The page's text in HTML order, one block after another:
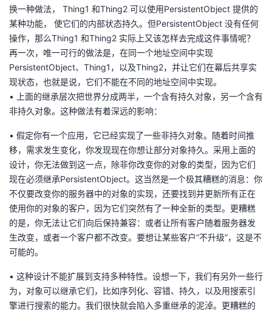
换一种做法， Thing1 和Thing2 可以使用PersistentObject 提供的
某种功能， 使它们的内部状态持久。但PersistentObject 没有任何
操作，那么Thing1 和Thing2 实际上又该怎样去完成这件事情呢？
再一次，唯一可行的做法是，在同一个地址空间中实现
PersistentObject、Thing1，以及Thing2，并让它们在幕后共享实
现状态，也就是说，它们不能在不同的地址空间中实现。
• 上面的继承层次把世界分成两半，一个含有持久对象，另一个含有
非持久对象。这种做法有着深远的影响：
• 假定你有一个应用，它已经实现了一些非持久对象。随着时间推
移，需求发生变化，你发现现在你想让部分对象持久。采用上面的
设计，你无法做到这一点，除非你改变你的对象的类型，因为它们
现在必须继承PersistentObject。这当然是一个极其糟糕的消息：你
不仅要改变你的服务器中的对象的实现，还要找到并更新所有正在
使用你的对象的客户，因为它们突然有了一种全新的类型。更糟糕
的是，你无法让它们向后保持兼容：或者让所有客户随着服务器发
生改变，或者一个客户都不改变。要想让某些客户“不升级”，这是不
可能的。
• 这种设计不能扩展到支持多种特性。设想一下，我们有另外一些行
为，对象可以继承它们，比如序列化、容错、持久，以及用搜索引
擎进行搜索的能力。我们很快就会陷入多重继承的泥淖。更糟糕的